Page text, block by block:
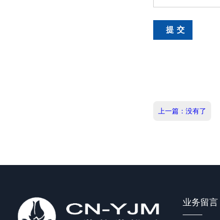
上一篇：没有了
业务留言